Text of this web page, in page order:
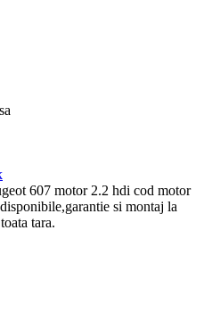
607 motor 2.2 hdi cod motor
si montaj la
tara.